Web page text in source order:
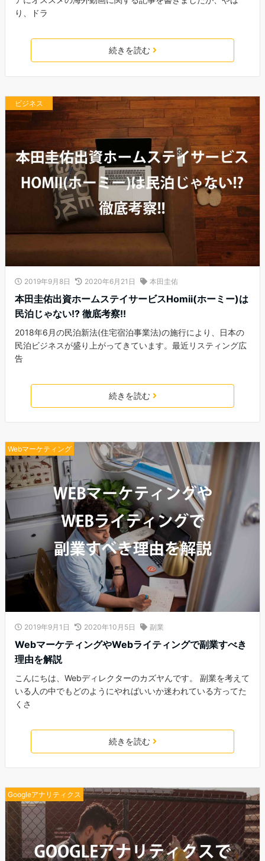
り、ドラ
続きを読む
ビジネス
2019年9月8日 2020年6月21日 本田圭佑
本田圭佑出資ホームステイサービスHomii(ホーミー)は
民泊じゃない!? 徹底考察!!
2018年6月の民泊新法(住宅宿泊事業法)の施行により、日本の
民泊ビジネスが盛り上がってきています。最近リスティング広
告
続きを読む
Webマーケティング
2019年9月1日 2020年10月5日 副業
WebマーケティングやWebライティングで副業すべき
理由を解説
こんにちは、Webディレクターのカズヤんです。 副業を考えて
いる人の中でもどのようにやればいいか迷われている方ってた
くさ
続きを読む
Googleアナリティクス